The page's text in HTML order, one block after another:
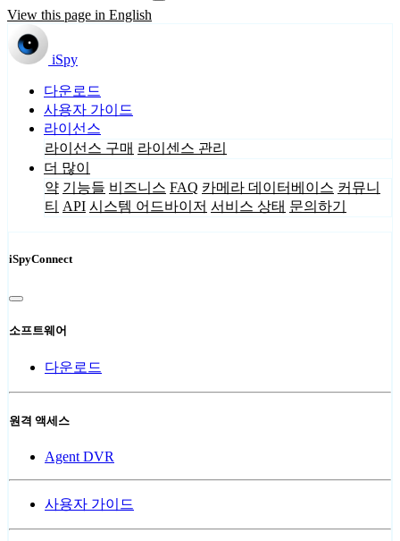
View this page in English
iSpy
다운로드
사용자 가이드
라이선스
라이선스 구매 라이센스 관리
더 많이
약 기능들 비즈니스 FAQ 카메라 데이터베이스 커뮤니
티 API 시스템 어드바이저 서비스 상태 문의하기
iSpyConnect
소프트웨어
다운로드
원격 액세스
Agent DVR
사용자 가이드